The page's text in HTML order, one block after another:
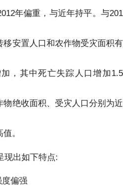
年偏重，与近年持平。与201
移安置人口和农作物受灾面积有
，其中死亡失踪人口增加1.5
物绝收面积、受灾人口分别为近
。
现出如下特点:
偏强